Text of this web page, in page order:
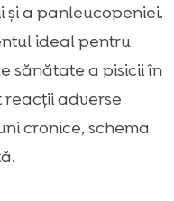
a panleucopeniei.
ideal pentru
sănătate a pisicii în
adverse
cronice, schema